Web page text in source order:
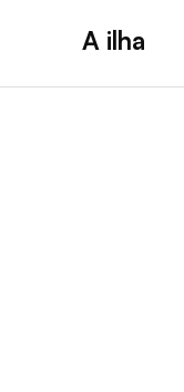
A ilha